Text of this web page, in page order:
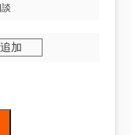
追加